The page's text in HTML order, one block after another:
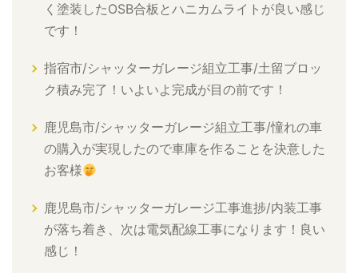
く塗装したOSB合板とハニカムライトが良い感じ
です！
指宿市/シャッターガレージ組立工事/土留ブロッ
ク積み完了！いよいよ完成が目の前です！
鹿児島市/シャッターガレージ組立工事/憧れの車
の購入が実現したので車庫を作ることを決意した
お客様
鹿児島市/シャッターガレージ工事進捗/内装工事
が落ち着き、次は電気配線工事になります！良い
感じ！